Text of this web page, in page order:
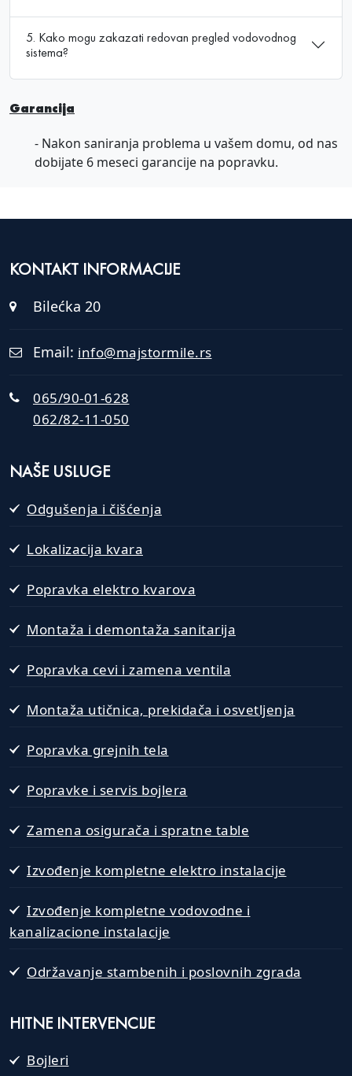
5. Kako mogu zakazati redovan pregled vodovodnog
sistema?
Garancija
- Nakon saniranja problema u vašem domu, od nas
dobijate 6 meseci garancije na popravku.
KONTAKT INFORMACIJE
Bilećka 20
Email: info@majstormile.rs
065/90-01-628
062/82-11-050
NAŠE USLUGE
Odgušenja i čišćenja
Lokalizacija kvara
Popravka elektro kvarova
Montaža i demontaža sanitarija
Popravka cevi i zamena ventila
Montaža utičnica, prekidača i osvetljenja
Popravka grejnih tela
Popravke i servis bojlera
Zamena osigurača i spratne table
Izvođenje kompletne elektro instalacije
Izvođenje kompletne vodovodne i
kanalizacione instalacije
Održavanje stambenih i poslovnih zgrada
HITNE INTERVENCIJE
Bojleri